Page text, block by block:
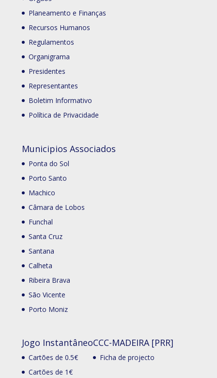
Planeamento e Finanças
Recursos Humanos
Regulamentos
Organigrama
Presidentes
Representantes
Boletim Informativo
Política de Privacidade
Municipios Associados
Ponta do Sol
Porto Santo
Machico
Câmara de Lobos
Funchal
Santa Cruz
Santana
Calheta
Ribeira Brava
São Vicente
Porto Moniz
Jogo Instantâneo
Cartões de 0.5€
Cartões de 1€
CCC-MADEIRA [PRR]
Ficha de projecto